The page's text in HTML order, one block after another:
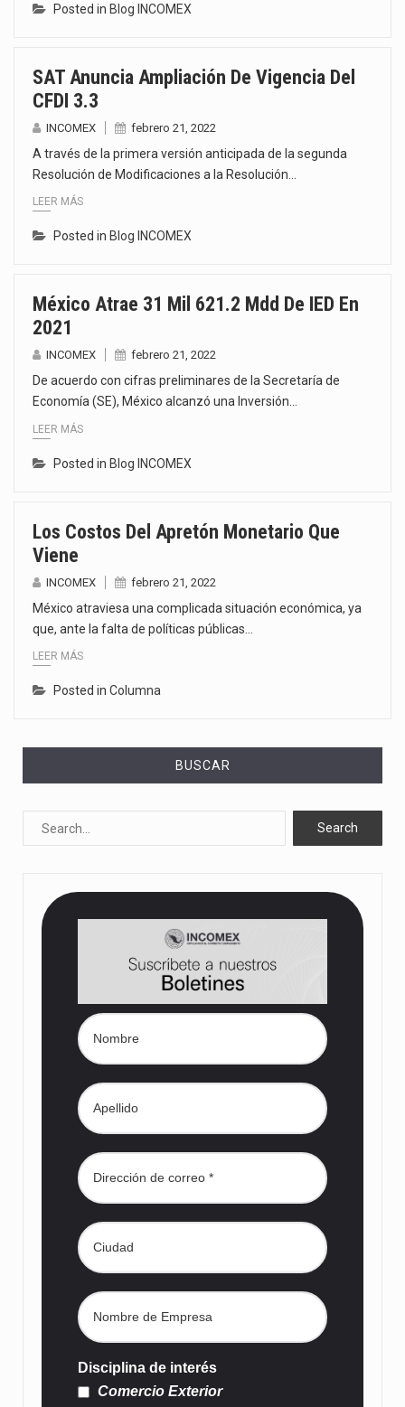
Posted in Blog INCOMEX
SAT Anuncia Ampliación De Vigencia Del
CFDI 3.3
INCOMEX febrero 21, 2022
A través de la primera versión anticipada de la segunda
Resolución de Modificaciones a la Resolución…
LEER MÁS
Posted in Blog INCOMEX
México Atrae 31 Mil 621.2 Mdd De IED En
2021
INCOMEX febrero 21, 2022
De acuerdo con cifras preliminares de la Secretaría de
Economía (SE), México alcanzó una Inversión…
LEER MÁS
Posted in Blog INCOMEX
Los Costos Del Apretón Monetario Que
Viene
INCOMEX febrero 21, 2022
México atraviesa una complicada situación económica, ya
que, ante la falta de políticas públicas…
LEER MÁS
Posted in Columna
BUSCAR
Disciplina de interés
Comercio Exterior